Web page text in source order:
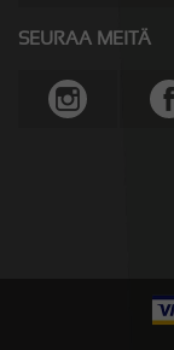
SEURAA MEITÄ